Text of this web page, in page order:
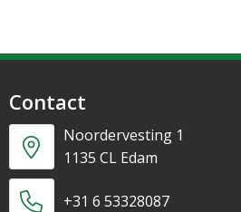
Contact
Noordervesting 1
1135 CL Edam
+31 6 53328087